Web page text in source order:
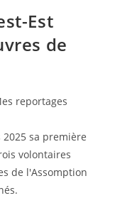
Est
de
reportages
2025 sa première
volontaires
de l'Assomption